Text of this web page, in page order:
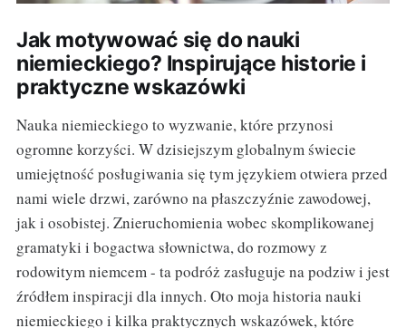
Jak motywować się do nauki
niemieckiego? Inspirujące historie i
praktyczne wskazówki
Nauka niemieckiego to wyzwanie, które przynosi
ogromne korzyści. W dzisiejszym globalnym świecie
umiejętność posługiwania się tym językiem otwiera przed
nami wiele drzwi, zarówno na płaszczyźnie zawodowej,
jak i osobistej. Znieruchomienia wobec skomplikowanej
gramatyki i bogactwa słownictwa, do rozmowy z
rodowitym niemcem - ta podróż zasługuje na podziw i jest
źródłem inspiracji dla innych. Oto moja historia nauki
niemieckiego i kilka praktycznych wskazówek, które